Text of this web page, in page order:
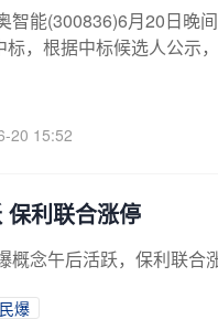
智能(300836)6月20日晚
标，根据中标候选人公示
20 15:52
保利联合涨停
概念午后活跃，保利联
民爆